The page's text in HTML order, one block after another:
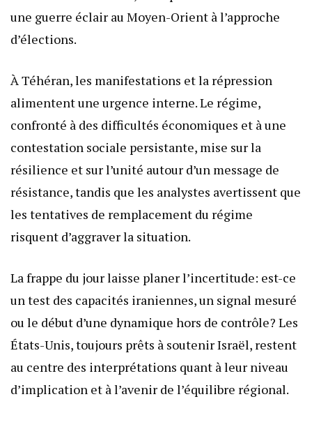
une guerre éclair au Moyen-Orient à l’approche
d’élections.
À Téhéran, les manifestations et la répression
alimentent une urgence interne. Le régime,
confronté à des difficultés économiques et à une
contestation sociale persistante, mise sur la
résilience et sur l’unité autour d’un message de
résistance, tandis que les analystes avertissent que
les tentatives de remplacement du régime
risquent d’aggraver la situation.
La frappe du jour laisse planer l’incertitude: est-ce
un test des capacités iraniennes, un signal mesuré
ou le début d’une dynamique hors de contrôle? Les
États-Unis, toujours prêts à soutenir Israël, restent
au centre des interprétations quant à leur niveau
d’implication et à l’avenir de l’équilibre régional.